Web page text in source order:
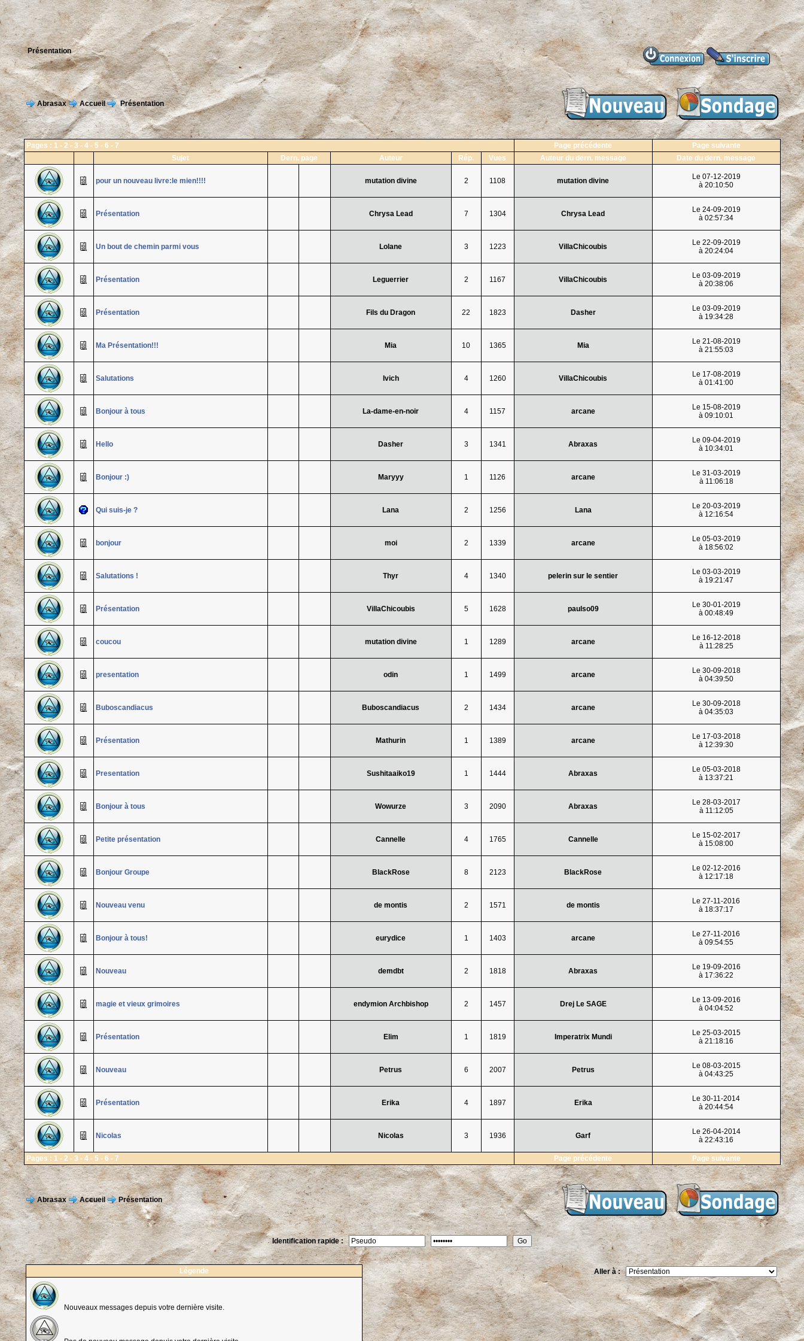
Présentation
Abrasax Accueil Présentation
Pages : 1- 2 - 3 - 4- 5 - 6 - 7 Page précédente
Page suivante
Sujet
Dern. page Auteur Rép. Vues Auteur du dern. message Date du dern. message
pour un nouveau livre:le mien!!!! mutation divine 2 1108 mutation divine
Le 07-12-2019
à 20:10:50
Présentation Chrysa Lead 7 1304 Chrysa Lead
Le 24-09-2019
à 02:57:34
Un bout de chemin parmi vous Lolane 3 1223 VillaChicoubis
Le 22-09-2019
à 20:24:04
Présentation Leguerrier 2 1167 VillaChicoubis
Le 03-09-2019
à 20:38:06
Présentation Fils du Dragon 22 1823 Dasher
Le 03-09-2019
à 19:34:28
Ma Présentation!!! Mia 10 1365 Mia
Le 21-08-2019
à 21:55:03
Salutations Ivich 4 1260 VillaChicoubis
Le 17-08-2019
à 01:41:00
Bonjour à tous La-dame-en-noir 4 1157 arcane
Le 15-08-2019
à 09:10:01
Hello Dasher 3 1341 Abraxas
Le 09-04-2019
à 10:34:01
Bonjour :) Maryyy 1 1126 arcane
Le 31-03-2019
à 11:06:18
Qui suis-je ? Lana 2 1256 Lana
Le 20-03-2019
à 12:16:54
bonjour moi 2 1339 arcane
Le 05-03-2019
à 18:56:02
Salutations ! Thyr 4 1340 pelerin sur le sentier
Le 03-03-2019
à 19:21:47
Présentation VillaChicoubis 5 1628 paulso09
Le 30-01-2019
à 00:48:49
coucou mutation divine 1 1289 arcane
Le 16-12-2018
à 11:28:25
presentation odin 1 1499 arcane
Le 30-09-2018
à 04:39:50
Buboscandiacus Buboscandiacus 2 1434 arcane
Le 30-09-2018
à 04:35:03
Présentation Mathurin 1 1389 arcane
Le 17-03-2018
à 12:39:30
Presentation Sushitaaiko19 1 1444 Abraxas
Le 05-03-2018
à 13:37:21
Bonjour à tous Wowurze 3 2090 Abraxas
Le 28-03-2017
à 11:12:05
Petite présentation Cannelle 4 1765 Cannelle
Le 15-02-2017
à 15:08:00
Bonjour Groupe BlackRose 8 2123 BlackRose
Le 02-12-2016
à 12:17:18
Nouveau venu de montis 2 1571 de montis
Le 27-11-2016
à 18:37:17
Bonjour à tous! eurydice 1 1403 arcane
Le 27-11-2016
à 09:54:55
Nouveau demdbt 2 1818 Abraxas
Le 19-09-2016
à 17:36:22
magie et vieux grimoires endymion Archbishop 2 1457 Drej Le SAGE
Le 13-09-2016
à 04:04:52
Présentation Elim 1 1819 Imperatrix Mundi
Le 25-03-2015
à 21:18:16
Nouveau Petrus 6 2007 Petrus
Le 08-03-2015
à 04:43:25
Présentation Erika 4 1897 Erika
Le 30-11-2014
à 20:44:54
Nicolas Nicolas 3 1936 Garf
Le 26-04-2014
à 22:43:16
Pages : 1- 2 - 3 - 4- 5 - 6 - 7 Page précédente Page suivante
Abrasax Accueil Présentation
Identification rapide :
Légende
Nouveaux messages depuis votre dernière visite.
Aller à :